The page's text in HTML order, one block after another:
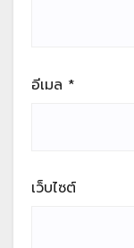
อีเมล *
เว็บไซต์